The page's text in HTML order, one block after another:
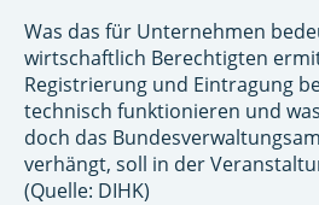
Was das für Unternehmen
wirtschaftlich Berechtigten
Registrierung und Eintragung
technisch funktionieren und
doch das
verhängt, soll in der
(Quelle: DIHK)